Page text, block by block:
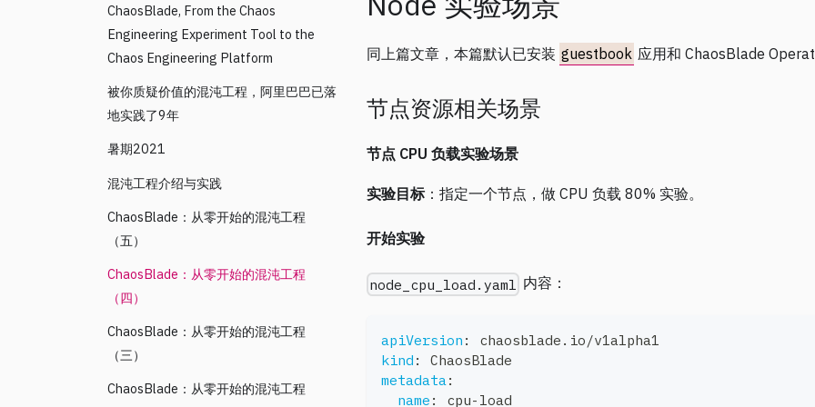
ChaosBlade, From the Chaos
Engineering Experiment Tool to the
Chaos Engineering Platform
被你质疑价值的混沌工程，阿里巴巴已落
地实践了9年
暑期2021
混沌工程介绍与实践
ChaosBlade：从零开始的混沌工程
（五）
ChaosBlade：从零开始的混沌工程
（四）
ChaosBlade：从零开始的混沌工程
（三）
ChaosBlade：从零开始的混沌工程
同上篇文章，本篇默认已安装 guestbook 应用和 ChaosBlade
节点资源相关场景
节点 CPU 负载实验场景
实验目标：指定一个节点，做 CPU 负载 80% 实验。
开始实验
node_cpu_load.yaml 内容：
apiVersion :
chaosblade.io/v1alpha1
kind :
ChaosBlade
metadata :
name : cpu- load